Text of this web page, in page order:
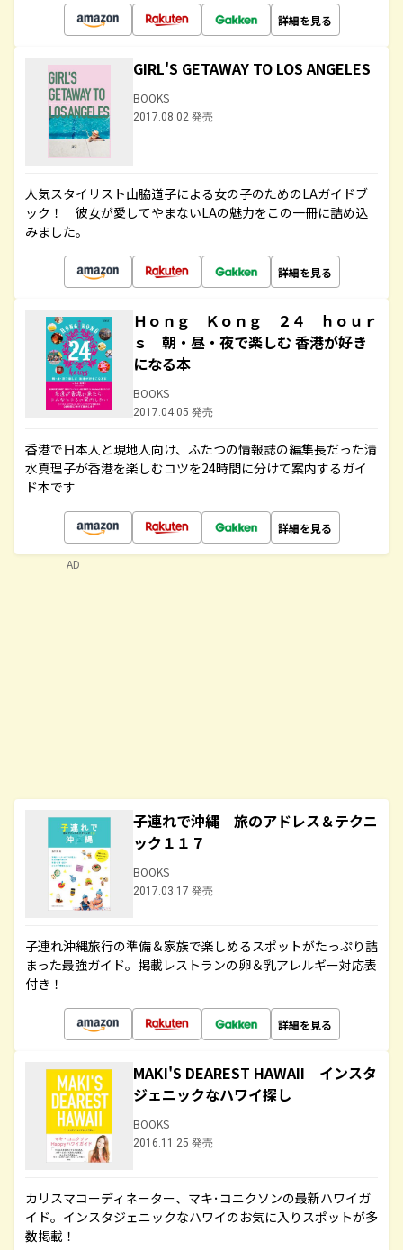
詳細を見る
GIRL'S GETAWAY TO LOS ANGELES
BOOKS
2017.08.02 発売
人気スタイリスト山脇道子による女の子のためのLAガイドブ
ック！ 彼女が愛してやまないLAの魅力をこの一冊に詰め込
みました。
詳細を見る
Ｈｏｎｇ Ｋｏｎｇ ２４ ｈｏｕｒ
ｓ 朝・昼・夜で楽しむ 香港が好き
になる本
BOOKS
2017.04.05 発売
香港で日本人と現地人向け、ふたつの情報誌の編集長だった清
水真理子が香港を楽しむコツを24時間に分けて案内するガイ
ド本です
詳細を見る
子連れで沖縄 旅のアドレス＆テクニ
ック１１７
BOOKS
2017.03.17 発売
子連れ沖縄旅行の準備＆家族で楽しめるスポットがたっぷり詰
まった最強ガイド。掲載レストランの卵＆乳アレルギー対応表
付き！
詳細を見る
MAKI'S DEAREST HAWAII インスタ
ジェニックなハワイ探し
BOOKS
2016.11.25 発売
カリスマコーディネーター、マキ･コニクソンの最新ハワイガ
イド。インスタジェニックなハワイのお気に入りスポットが多
数掲載！
AD